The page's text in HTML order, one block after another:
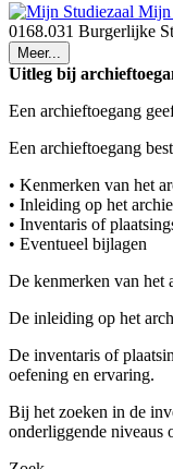
Mijn
0168.031 Burgerlijke
Meer...
Uitleg bij
Een archieftoegang
Een archieftoegang
• Kenmerken van het
• Inleiding op het
• Inventaris of
• Eventueel bijlagen
De kenmerken van het
De inleiding op het
De inventaris of
oefening en ervaring.
Bij het zoeken in de
onderliggende niveaus